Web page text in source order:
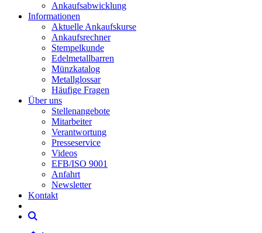
Ankaufsabwicklung
Informationen
Aktuelle Ankaufskurse
Ankaufsrechner
Stempelkunde
Edelmetallbarren
Münzkatalog
Metallglossar
Häufige Fragen
Über uns
Stellenangebote
Mitarbeiter
Verantwortung
Presseservice
Videos
EFB/ISO 9001
Anfahrt
Newsletter
Kontakt